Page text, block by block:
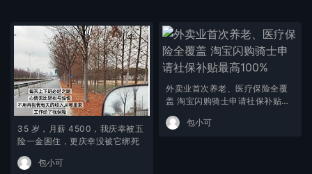
35 岁，月薪 4500，我庆幸被五
险一金困住，更庆幸没被它绑死
包小可
外卖业首次养老、医疗保险全覆
盖 淘宝闪购骑士申请社保补贴最
高100%
包小可